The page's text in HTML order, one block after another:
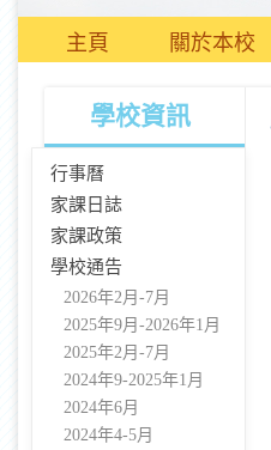
主頁 關於本校
學校資訊
行事曆
家課日誌
家課政策
學校通告
2026年2月-7月
2025年9月-2026年1月
2025年2月-7月
2024年9-2025年1月
2024年6月
2024年4-5月